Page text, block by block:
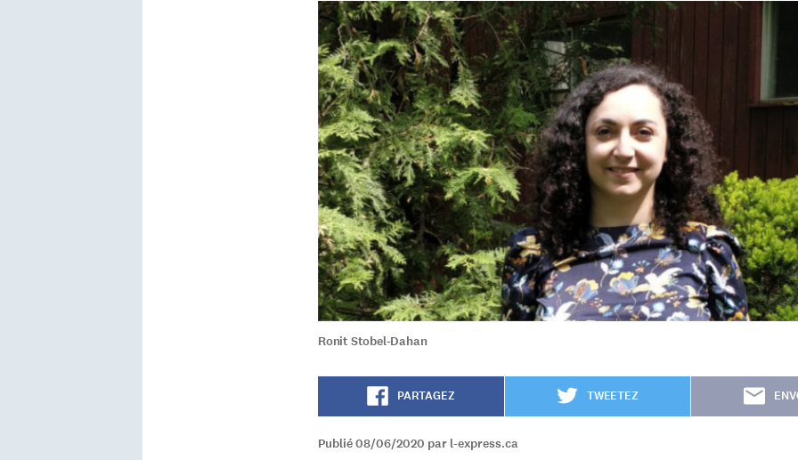
Ronit Stobel-Dahan
PARTAGEZ TWEETEZ
Publié 08/06/2020 par l-express.ca